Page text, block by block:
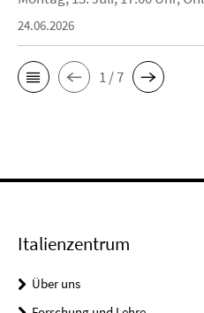
24.06.2026
1 / 7
Italienzentrum
Über uns